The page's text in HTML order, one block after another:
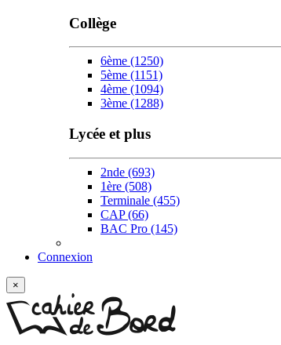
Collège
6ème (1250)
5ème (1151)
4ème (1094)
3ème (1288)
Lycée et plus
2nde (693)
1ère (508)
Terminale (455)
CAP(66)
BAC Pro (145)
Connexion
×